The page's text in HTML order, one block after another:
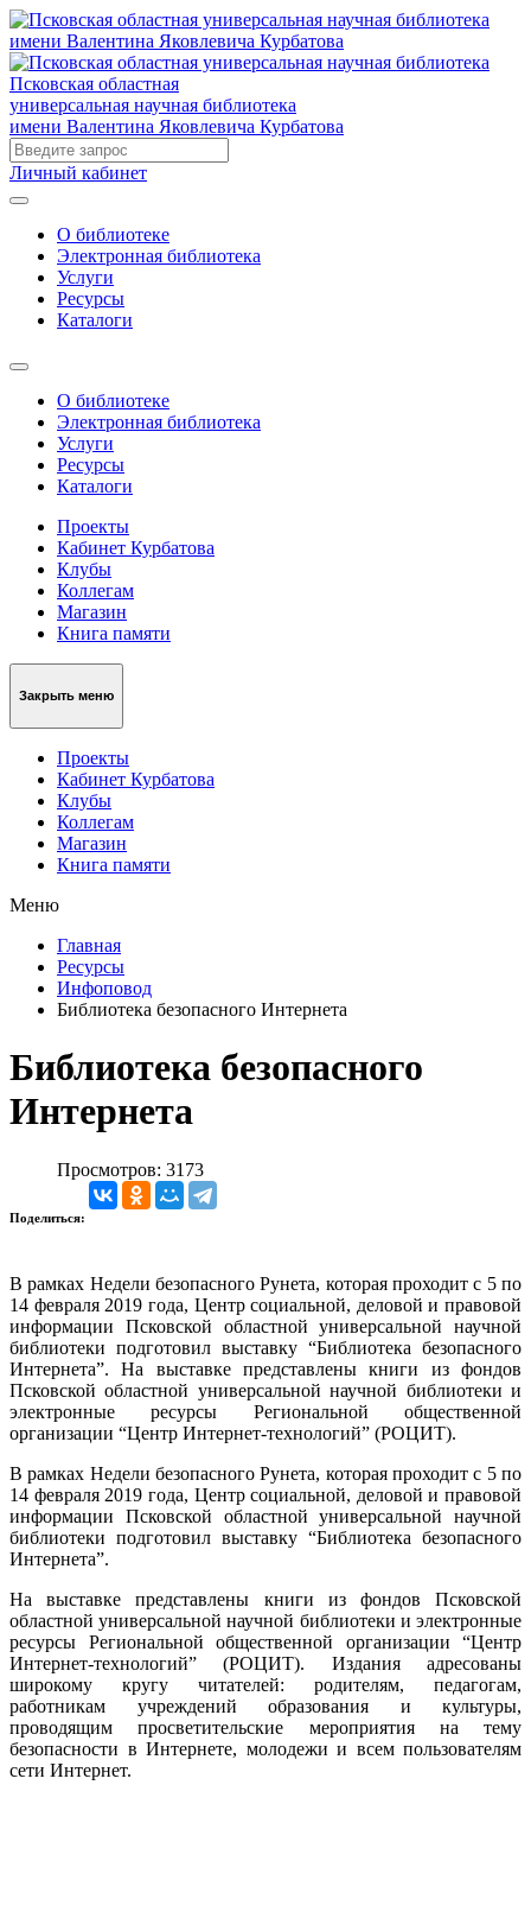
Псковская областная
универсальная научная библиотека
имени Валентина Яковлевича Курбатова
Личный кабинет
О библиотеке
Электронная библиотека
Услуги
Ресурсы
Каталоги
О библиотеке
Электронная библиотека
Услуги
Ресурсы
Каталоги
Проекты
Кабинет Курбатова
Клубы
Коллегам
Магазин
Книга памяти
Закрыть меню
Проекты
Кабинет Курбатова
Клубы
Коллегам
Магазин
Книга памяти
Меню
Главная
Ресурсы
Инфоповод
Библиотека безопасного Интернета
Библиотека безопасного
Интернета
Просмотров: 3173
Поделиться:
В рамках Недели безопасного Рунета, которая проходит с 5 по
14 февраля 2019 года, Центр социальной, деловой и правовой
информации Псковской областной универсальной научной
библиотеки подготовил выставку “Библиотека безопасного
Интернета”.На выставке представлены книги из фондов
Псковской областной универсальной научной библиотеки и
электронные ресурсы Региональной общественной
организации “Центр Интернет-технологий” (РОЦИТ).
В рамках Недели безопасного Рунета, которая проходит с 5 по
14 февраля 2019 года, Центр социальной, деловой и правовой
информации Псковской областной универсальной научной
библиотеки подготовил выставку “Библиотека безопасного
Интернета”.
На выставке представлены книги из фондов Псковской
областной универсальной научной библиотеки и электронные
ресурсы Региональной общественной организации “Центр
Интернет-технологий” (РОЦИТ). Издания адресованы
широкому кругу читателей: родителям, педагогам,
работникам учреждений образования и культуры,
проводящим просветительские мероприятия на тему
безопасности в Интернете, молодежи и всем пользователям
сети Интернет.